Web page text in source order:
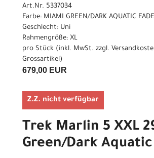
Art.Nr. 5337034
Farbe: MIAMI GREEN/DARK AQUATIC FADE
Geschlecht: Uni
Rahmengröße: XL
pro Stück (inkl. MwSt. zzgl.
Grossartikel)
679,00 EUR
Z.Z. nicht verfügbar
Trek Marlin 5 XXL
Green/Dark Aquatic